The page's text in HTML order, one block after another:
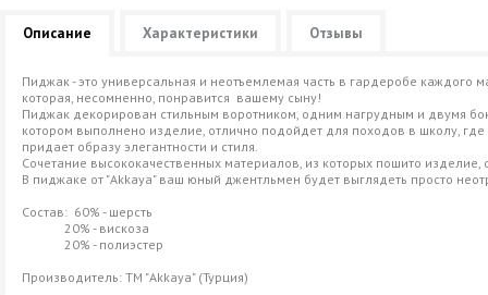
Описание Характеристики Отзывы
Пиджак - это универсальная и неотъемлемая часть в гардеробе
которая, несомненно, понравится вашему сыну!
Пиджак декорирован стильным воротником, одним нагрудным и двумя
котором выполнено изделие, отлично подойдет для походов в школу,
придает образу элегантности и стиля.
Сочетание высококачественных материалов, из которых пошито
В пиджаке от "Akkaya" ваш юный джентльмен будет выглядеть просто
Состав: 60% - шерсть
20% - вискоза
20% - полиэстер
Производитель: ТМ "Akkaya" (Турция)